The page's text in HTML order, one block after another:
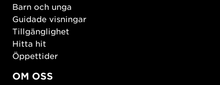
Barn och unga
Guidade visningar
Tillgänglighet
Hitta hit
Öppettider
OM OSS